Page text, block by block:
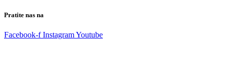
Pratite nas na
Facebook-f InstagramYoutube